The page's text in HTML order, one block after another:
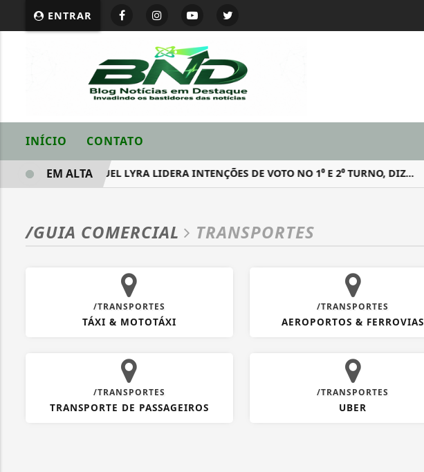
ENTRAR
INÍCIO CONTATO
RAQUEL LYRA LIDERA INTENÇÕES DE VOTO NO 1⁰ E 2⁰ TURNO, DIZ...
EM ALTA
/GUIA COMERCIAL TRANSPORTES
/TRANSPORTES
TÁXI & MOTOTÁXI
/TRANSPORTES
AEROPORTOS & FERROVIAS
/TRANSPORTES
TRANSPORTE DE PASSAGEIROS
/TRANSPORTES
UBER